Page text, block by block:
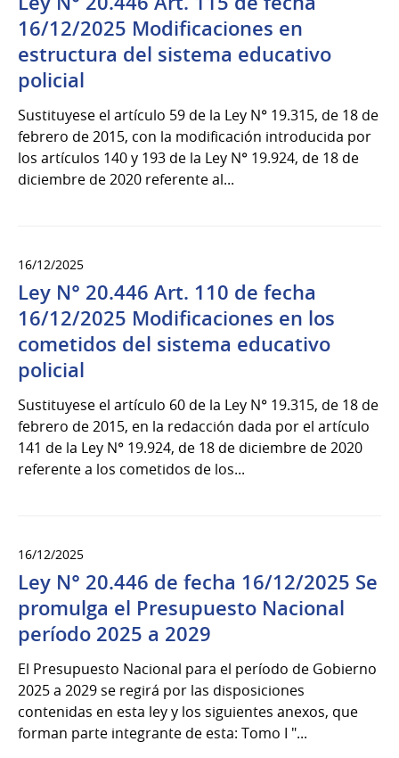
16/12/2025 Modificaciones en
estructura del sistema educativo
policial
Sustituyese el artículo 59 de la Ley N° 19.315, de 18 de
febrero de 2015, con la modificación introducida por
los artículos 140 y 193 de la Ley N° 19.924, de 18 de
diciembre de 2020 referente al...
16/12/2025
Ley N° 20.446 Art. 110 de fecha
16/12/2025 Modificaciones en los
cometidos del sistema educativo
policial
Sustituyese el artículo 60 de la Ley N° 19.315, de 18 de
febrero de 2015, en la redacción dada por el artículo
141 de la Ley N° 19.924, de 18 de diciembre de 2020
referente a los cometidos de los...
16/12/2025
Ley N° 20.446 de fecha 16/12/2025 Se
promulga el Presupuesto Nacional
período 2025 a 2029
El Presupuesto Nacional para el período de Gobierno
2025 a 2029 se regirá por las disposiciones
contenidas en esta ley y los siguientes anexos, que
forman parte integrante de esta: Tomo I "...